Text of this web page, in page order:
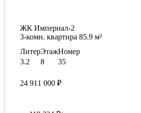
ЖК Империал-2
3-комн. квартира 85.9 м²
Литер
3.2
Этаж
8
Номер
35
24 911 000 ₽